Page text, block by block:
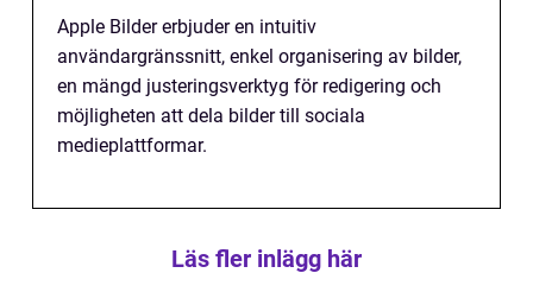
Apple Bilder erbjuder en intuitiv
användargränssnitt, enkel organisering av bilder,
en mängd justeringsverktyg för redigering och
möjligheten att dela bilder till sociala
medieplattformar.
Läs fler inlägg här